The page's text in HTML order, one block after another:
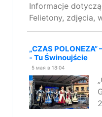
Informacje
Felietony, zdjęcia,
„CZAS
- Tu Świnoujście
5 мая в 18:04